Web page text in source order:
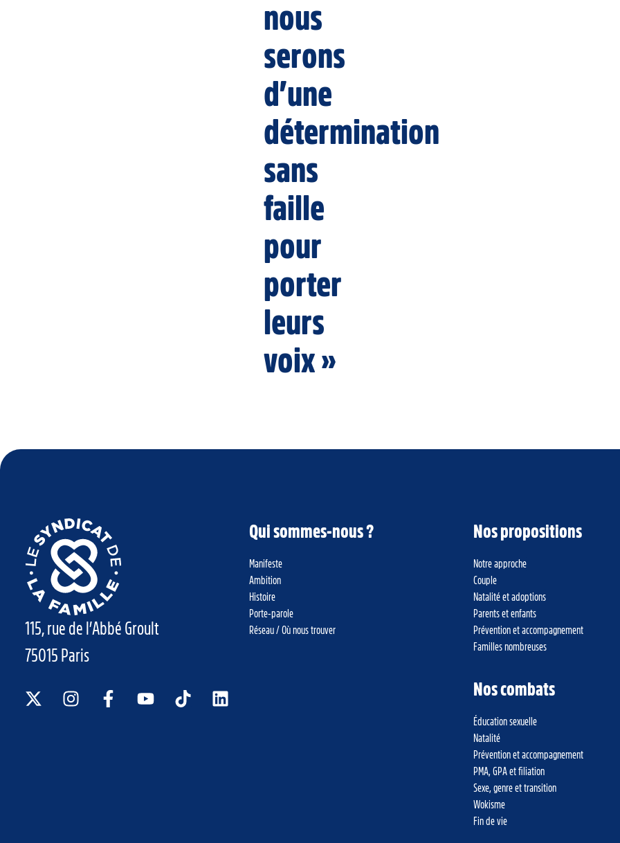
nous
serons
d’une
détermination
sans
faille
pour
porter
leurs
voix »
115, rue de l’Abbé Groult
75015 Paris
Qui sommes-nous ?
Manifeste
Ambition
Histoire
Porte-parole
Réseau / Où nous trouver
Nos propositions
Notre approche
Couple
Natalité et adoptions
Parents et enfants
Prévention et accompagnement
Familles nombreuses
Nos combats
Éducation sexuelle
Natalité
Prévention et accompagnement
PMA, GPA et filiation
Sexe, genre et transition
Wokisme
Fin de vie